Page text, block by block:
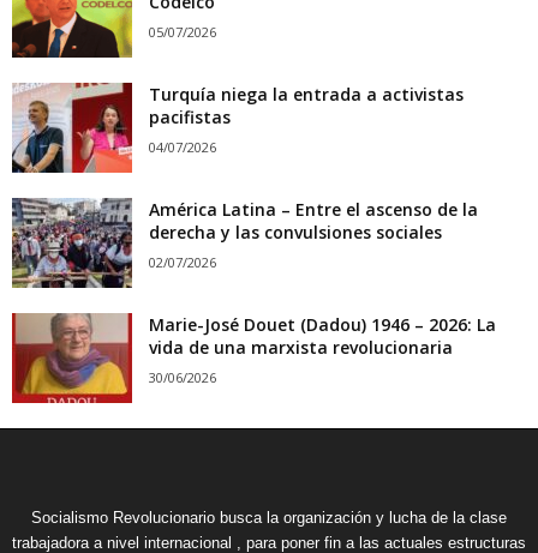
05/07/2026
Turquía niega la entrada a activistas
pacifistas
04/07/2026
América Latina – Entre el ascenso de la
derecha y las convulsiones sociales
02/07/2026
Marie-José Douet (Dadou) 1946 – 2026: La
vida de una marxista revolucionaria
30/06/2026
Socialismo Revolucionario busca la organización y lucha de la clase
trabajadora a nivel internacional , para poner fin a las actuales estructuras